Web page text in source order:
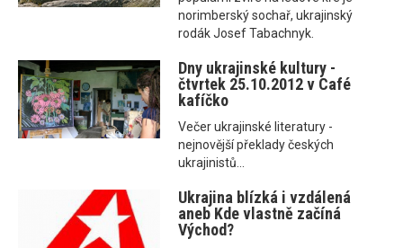
norimberský sochař, ukrajinský
rodák Josef Tabachnyk.
Dny ukrajinské kultury -
čtvrtek 25.10.2012 v Café
kafíčko
Večer ukrajinské literatury -
nejnovější překlady českých
ukrajinistů...
Ukrajina blízká i vzdálená
aneb Kde vlastně začíná
Východ?